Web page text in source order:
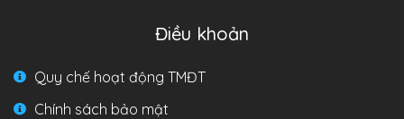
Điều khoản
Quy chế hoạt động TMĐT
Chính sách bảo mật